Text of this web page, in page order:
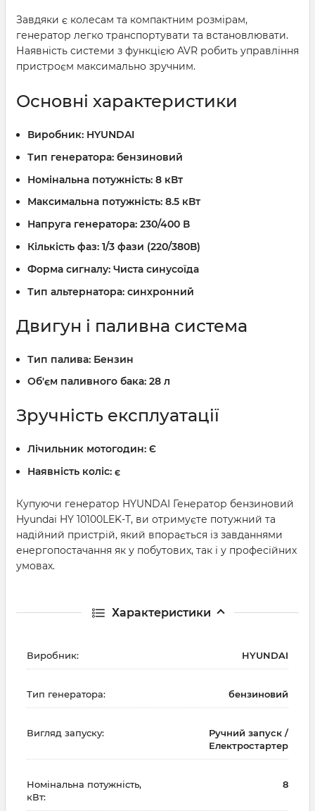
Завдяки є колесам та компактним розмірам,
генератор легко транспортувати та встановлювати.
Наявність системи з функцією AVR робить управління
пристроєм максимально зручним.
Основні характеристики
Виробник: HYUNDAI
Тип генератора: бензиновий
Номінальна потужність: 8 кВт
Максимальна потужність: 8.5 кВт
Напруга генератора: 230/400 В
Кількість фаз: 1/3 фази (220/380В)
Форма сигналу: Чиста синусоїда
Тип альтернатора: синхронний
Двигун і паливна система
Тип палива: Бензин
Об'єм паливного бака: 28 л
Зручність експлуатації
Лічильник мотогодин: Є
Наявність коліс: є
Купуючи генератор HYUNDAI Генератор бензиновий
Hyundai HY 10100LEK-T, ви отримуєте потужний та
надійний пристрій, який впорається із завданнями
енергопостачання як у побутових, так і у професійних
умовах.
Характеристики
Виробник: HYUNDAI
Тип генератора: бензиновий
Вигляд запуску:
Ручний запуск /
Електростартер
Номінальна потужність,
кВт:
8